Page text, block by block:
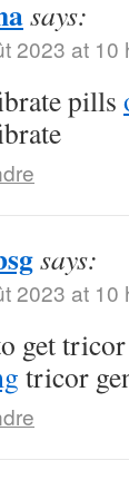
says:
2023 at 10
pills
says:
2023 at 10
get
tricor